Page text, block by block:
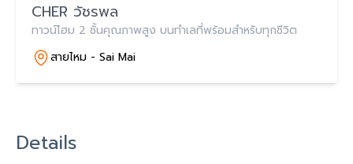
CHER วัชรพล
ทาวน์โฮม 2 ชั้นคุณภาพสูง บนทำเลที่พร้อมสำหรับทุกชีวิต
สายไหม - Sai Mai
Details